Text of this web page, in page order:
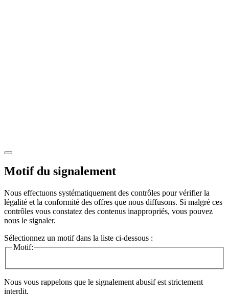
Motif du signalement
Nous effectuons systématiquement des contrôles pour vérifier la
légalité et la conformité des offres que nous diffusons. Si malgré ces
contrôles vous constatez des contenus inappropriés, vous pouvez
nous le signaler.
Sélectionnez un motif dans la liste ci-dessous :
Motif:
Nous vous rappelons que le signalement abusif est strictement
interdit.